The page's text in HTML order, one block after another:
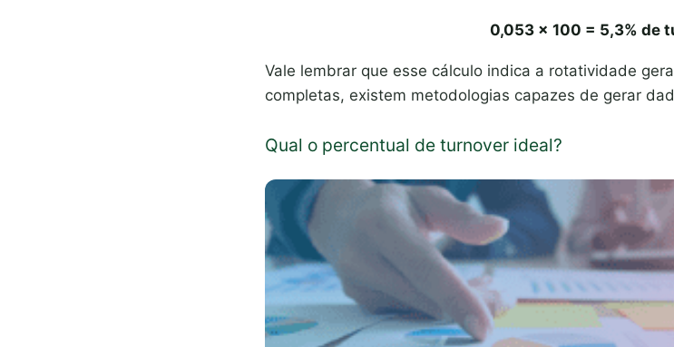
0,053 x 100 = 5,3% de
Vale lembrar que esse cálculo indica a rotatividade
completas, existem metodologias capazes de gerar
Qual o percentual de turnover ideal?